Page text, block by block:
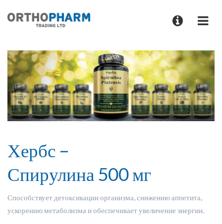
Хербс –
Спирулина 500 мг
Способствует детоксикации организма, снижению аппетита,
ускорению метаболизма и обеспечивает увеличение энергии.